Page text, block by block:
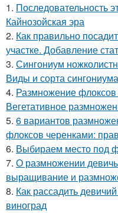
1. Последовательность
Кайнозойская эра
2. Как правильно
участке. Добавление
3. Сингониум
Виды и сорта сингониума
4. Размножение
Вегетативное
5. 6 вариантов
флоксов черенками:
6. Выбираем место под
7. О размножении
выращивание и
8. Как рассадить
виноград